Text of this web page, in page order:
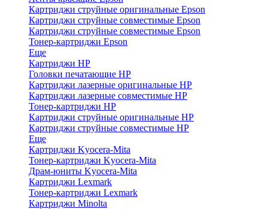
Картриджи струйные оригинальные Epson
Картриджи струйные совместимые Epson
Картриджи струйные совместимые Epson
Тонер-картриджи Epson
Еще
Картриджи HP
Головки печатающие HP
Картриджи лазерные оригинальные HP
Картриджи лазерные совместимые HP
Тонер-картриджи HP
Картриджи струйные оригинальные HP
Картриджи струйные совместимые HP
Еще
Картриджи Kyocera-Mita
Тонер-картриджи Kyocera-Mita
Драм-юниты Kyocera-Mita
Картриджи Lexmark
Тонер-картриджи Lexmark
Картриджи Minolta